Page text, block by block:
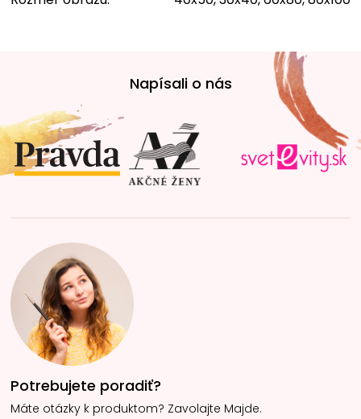
t
i
e
Napísali o nás
Potrebujete poradiť?
Máte otázky k produktom? Zavolajte Majde.